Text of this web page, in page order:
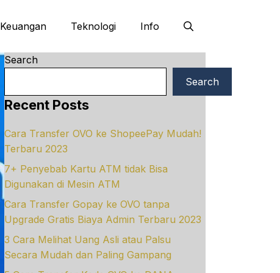
Keuangan Teknologi Info
Search
Search
Recent Posts
Cara Transfer OVO ke ShopeePay Mudah!
Terbaru 2023
7+ Penyebab Kartu ATM tidak Bisa
Digunakan di Mesin ATM
Cara Transfer Gopay ke OVO tanpa
Upgrade Gratis Biaya Admin Terbaru 2023
3 Cara Melihat Uang Asli atau Palsu
Secara Mudah dan Paling Gampang